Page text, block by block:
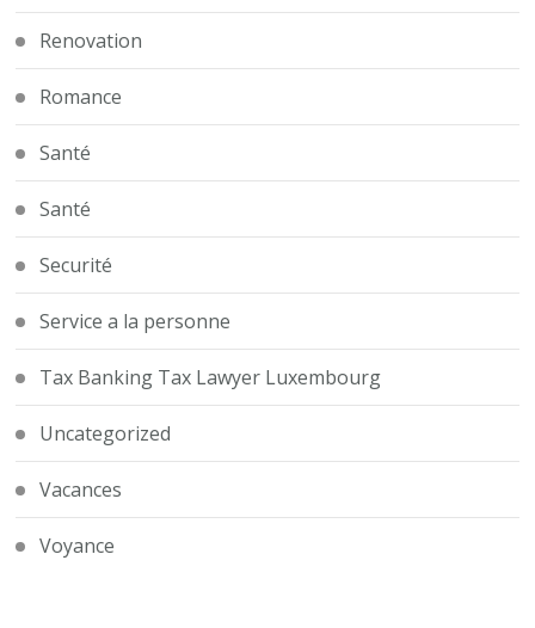
Renovation
Romance
Santé
Santé
Securité
Service a la personne
Tax Banking Tax Lawyer Luxembourg
Uncategorized
Vacances
Voyance